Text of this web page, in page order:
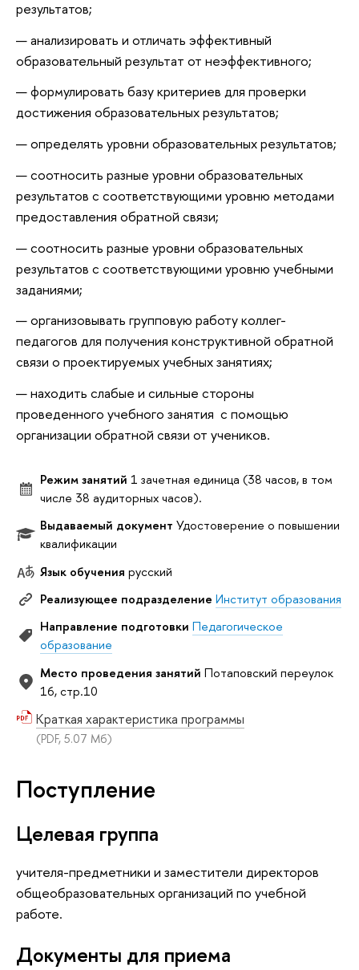
результатов;
анализировать и отличать эффективный
образовательный результат от неэффективного;
формулировать базу критериев для проверки
достижения образовательных результатов;
определять уровни образовательных результатов;
соотносить разные уровни образовательных
результатов с соответствующими уровню методами
предоставления обратной связи;
соотносить разные уровни образовательных
результатов с соответствующими уровню учебными
заданиями;
организовывать групповую работу коллег-
педагогов для получения конструктивной обратной
связи о проектируемых учебных занятиях;
находить слабые и сильные стороны
проведенного учебного занятия с помощью
организации обратной связи от учеников.
Режим занятий 1 зачетная единица (38 часов, в том
числе 38 аудиторных часов).
Выдаваемый документ Удостоверение о повышении
квалификации
Язык обучения русский
Реализующее подразделение Институт образования
Направление подготовки Педагогическое
образование
Место проведения занятий Потаповский переулок
16, стр.10
Краткая характеристика программы
(PDF, 5.07 Мб)
Поступление
Целевая группа
учителя-предметники и заместители директоров
общеобразовательных организаций по учебной
работе.
Документы для приема